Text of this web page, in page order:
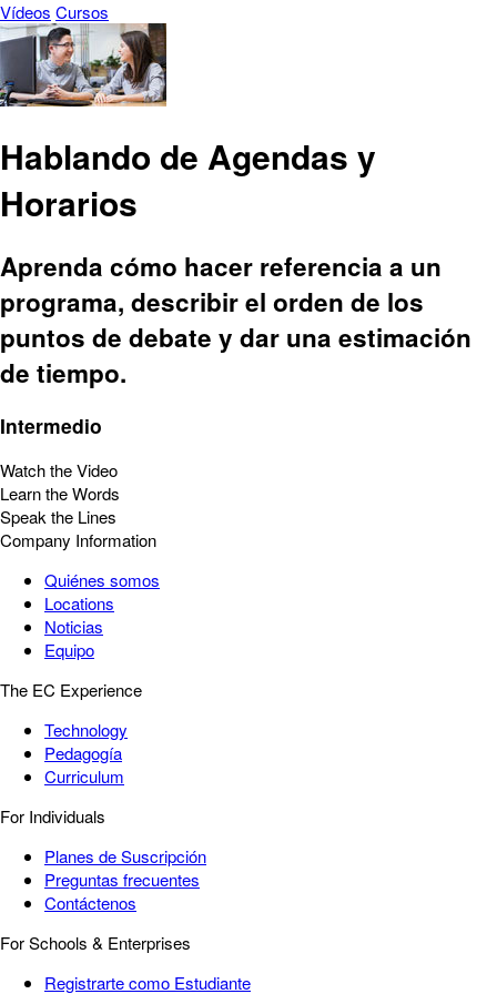
Vídeos Cursos
Hablando de Agendas y
Horarios
Aprenda cómo hacer referencia a un
programa, describir el orden de los
puntos de debate y dar una estimación
de tiempo.
Intermedio
Watch the Video
Learn the Words
Speak the Lines
Company Information
Quiénes somos
Locations
Noticias
Equipo
The EC Experience
Technology
Pedagogía
Curriculum
For Individuals
Planes de Suscripción
Preguntas frecuentes
Contáctenos
For Schools & Enterprises
Registrarte como Estudiante